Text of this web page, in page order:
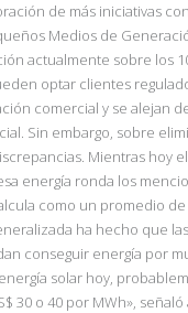
de más iniciativas
Medios de
actualmente sobre los
optar clientes
comercial y se alejan
Sin embargo, sobre
Mientras hoy
energía ronda los
como un promedio
ha hecho que
conseguir energía por
solar hoy,
30 o 40 por MWh»,